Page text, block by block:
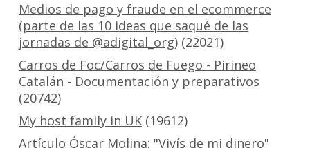
Medios de pago y fraude en el ecommerce
(parte de las 10 ideas que saqué de las
jornadas de @adigital_org)(22021)
Carros de Foc/Carros de Fuego - Pirineo
Catalán - Documentación y preparativos
(20742)
My host family in UK(19612)
Artículo Óscar Molina: "Vivís de mi dinero"